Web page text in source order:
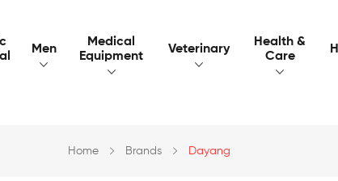
Men
Medical
Equipment
Veterinary
Health &
Care
Home Brands Dayang